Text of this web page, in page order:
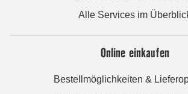
Alle Services im
Online einkaufen
Bestellmöglichkeiten &